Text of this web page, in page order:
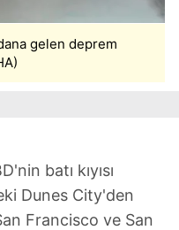
gelen deprem
batı kıyısı
Dunes City'den
Francisco ve San